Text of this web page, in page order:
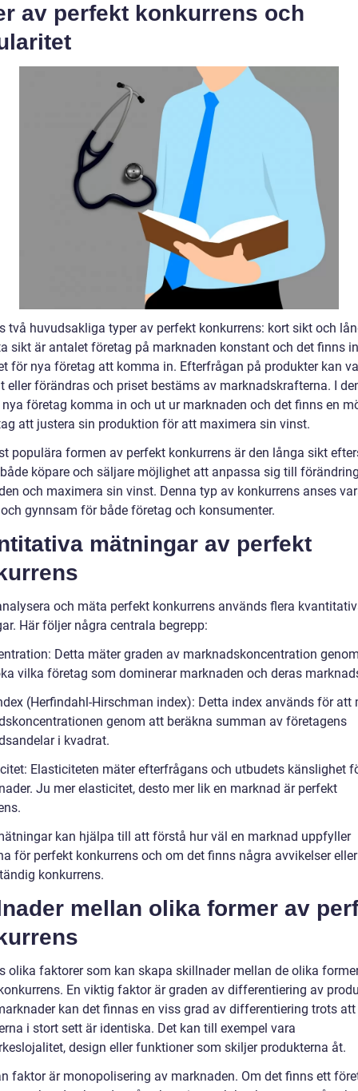
av perfekt konkurrens och
två huvudsakliga typer av perfekt konkurrens: kort sikt och
sikt är antalet företag på marknaden konstant och det finns
för nya företag att komma in. Efterfrågan på produkter kan
eller förändras och priset bestäms av marknadskrafterna. I
företag komma in och ut ur marknaden och det finns en
att justera sin produktion för att maximera sin vinst.
populära formen av perfekt konkurrens är den långa sikt
köpare och säljare möjlighet att anpassa sig till
och maximera sin vinst. Denna typ av konkurrens anses
gynnsam för både företag och konsumenter.
mätningar av perfekt
och mäta perfekt konkurrens används flera
Här följer några centrala begrepp:
Detta mäter graden av marknadskoncentration
vilka företag som dominerar marknaden och deras
(Herfindahl-Hirschman index): Detta index används för att
genom att beräkna summan av företagens
i kvadrat.
Elasticiteten mäter efterfrågans och utbudets känslighet
Ju mer elasticitet, desto mer lik en marknad är perfekt
kan hjälpa till att förstå hur väl en marknad uppfyller
för perfekt konkurrens och om det finns några avvikelser
konkurrens.
mellan olika former av
olika faktorer som kan skapa skillnader mellan de olika
En viktig faktor är graden av differentiering av
kan det finnas en viss grad av differentiering trots att
i stort sett är identiska. Det kan till exempel vara
design eller funktioner som skiljer produkterna åt.
faktor är monopolisering av marknaden. Om det finns ett